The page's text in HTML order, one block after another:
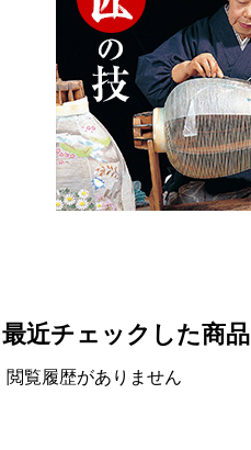
最近チェックした商品
閲覧履歴がありません